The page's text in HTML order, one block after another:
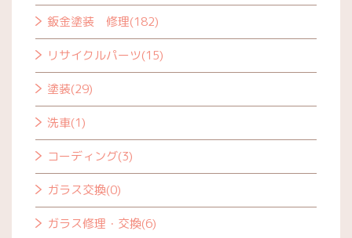
鈑金塗装 修理(182)
リサイクルパーツ(15)
塗装(29)
洗車(1)
コーディング(3)
ガラス交換(0)
ガラス修理・交換(6)